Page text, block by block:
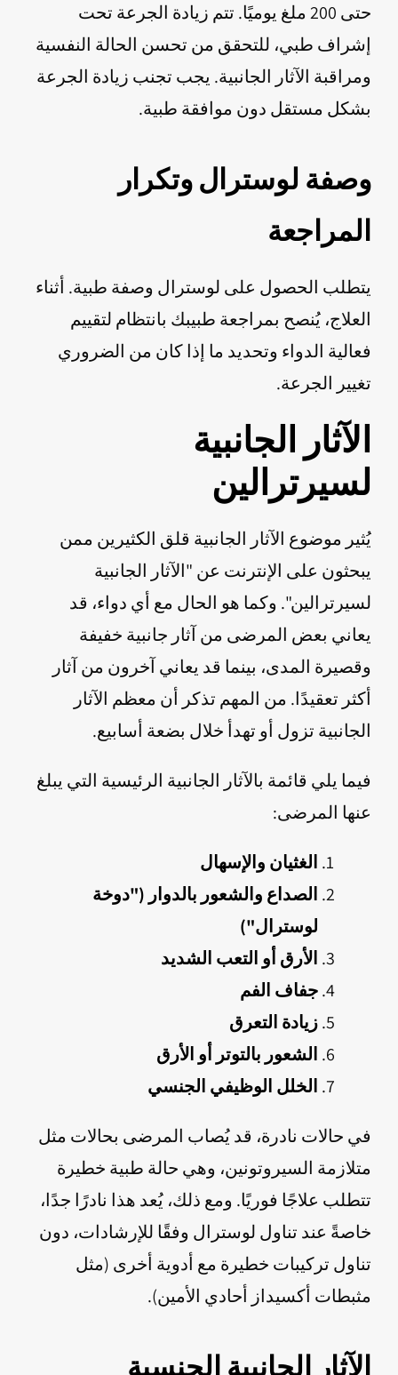
حتى 200 ملغ يوميًا. تتم زيادة الجرعة تحت
إشراف طبي، للتحقق من تحسن الحالة النفسية
ومراقبة الآثار الجانبية. يجب تجنب زيادة الجرعة
بشكل مستقل دون موافقة طبية.
وصفة لوسترال وتكرار
المراجعة
يتطلب الحصول على لوسترال وصفة طبية. أثناء
العلاج، يُنصح بمراجعة طبيبك بانتظام لتقييم
فعالية الدواء وتحديد ما إذا كان من الضروري
تغيير الجرعة.
الآثار الجانبية
لسيرترالين
يُثير موضوع الآثار الجانبية قلق الكثيرين ممن
يبحثون على الإنترنت عن "الآثار الجانبية
لسيرترالين". وكما هو الحال مع أي دواء، قد
يعاني بعض المرضى من آثار جانبية خفيفة
وقصيرة المدى، بينما قد يعاني آخرون من آثار
أكثر تعقيدًا. من المهم تذكر أن معظم الآثار
الجانبية تزول أو تهدأ خلال بضعة أسابيع.
فيما يلي قائمة بالآثار الجانبية الرئيسية التي يبلغ
عنها المرضى:
الغثيان والإسهال
الصداع والشعور بالدوار ("دوخة
لوسترال")
الأرق أو التعب الشديد
جفاف الفم
زيادة التعرق
الشعور بالتوتر أو الأرق
الخلل الوظيفي الجنسي
في حالات نادرة، قد يُصاب المرضى بحالات مثل
متلازمة السيروتونين، وهي حالة طبية خطيرة
تتطلب علاجًا فوريًا. ومع ذلك، يُعد هذا نادرًا جدًا،
خاصةً عند تناول لوسترال وفقًا للإرشادات، دون
تناول تركيبات خطيرة مع أدوية أخرى (مثل
مثبطات أكسيداز أحادي الأمين).
الآثار الجانبية الجنسية